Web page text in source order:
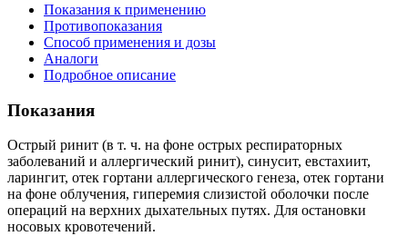
Показания к применению
Противопоказания
Способ применения и дозы
Аналоги
Подробное описание
Показания
Острый ринит (в т. ч. на фоне острых респираторных
заболеваний и аллергический ринит), синусит, евстахиит,
ларингит, отек гортани аллергического генеза, отек гортани
на фоне облучения, гиперемия слизистой оболочки после
операций на верхних дыхательных путях. Для остановки
носовых кровотечений.